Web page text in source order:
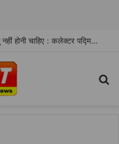
प्रसव के दौरान 1 भी मातृ और शिशु की मृत्यु नहीं होनी चाहिए : कलेक्टर पद्मिनी भोई साहू